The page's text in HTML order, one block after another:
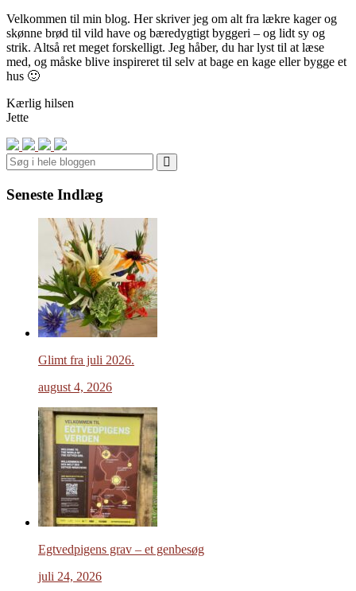
Velkommen til min blog. Her skriver jeg om alt fra lækre kager og
skønne brød til vild have og bæredygtigt byggeri – og lidt sy og
strik. Altså ret meget forskelligt. Jeg håber, du har lyst til at læse
med, og måske blive inspireret til selv at bage en kage eller bygge et
hus 🙂
Kærlig hilsen
Jette
Seneste Indlæg
Glimt fra juli 2026.
august 4, 2026
Egtvedpigens grav – et genbesøg
juli 24, 2026